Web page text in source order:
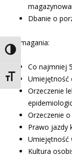
Toggle High
Toggle Font size
Dbanie o
Wymagania:
Co najmniej
Umiejętność
Orzeczenie
Orzeczenie
Prawo jazdy
Umiejętność
Kultura